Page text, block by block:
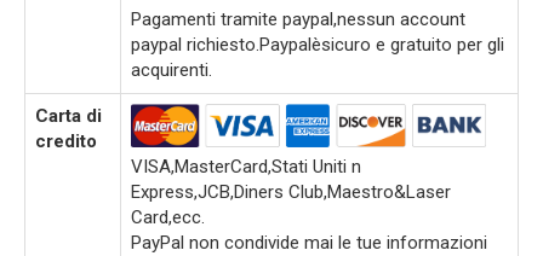
Pagamenti tramite paypal,nessun account
paypal richiesto.Paypalèsicuro e gratuito per gli
acquirenti.
Carta di
credito
VISA,MasterCard,Stati Uniti n
Express,JCB,Diners Club,Maestro&Laser
Card,ecc.
PayPal non condivide mai le tue informazioni